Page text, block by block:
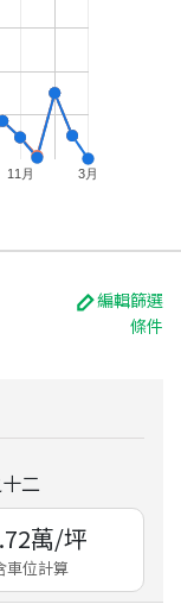
11月 3月
編輯篩選
條件
二
萬/坪
車位計算